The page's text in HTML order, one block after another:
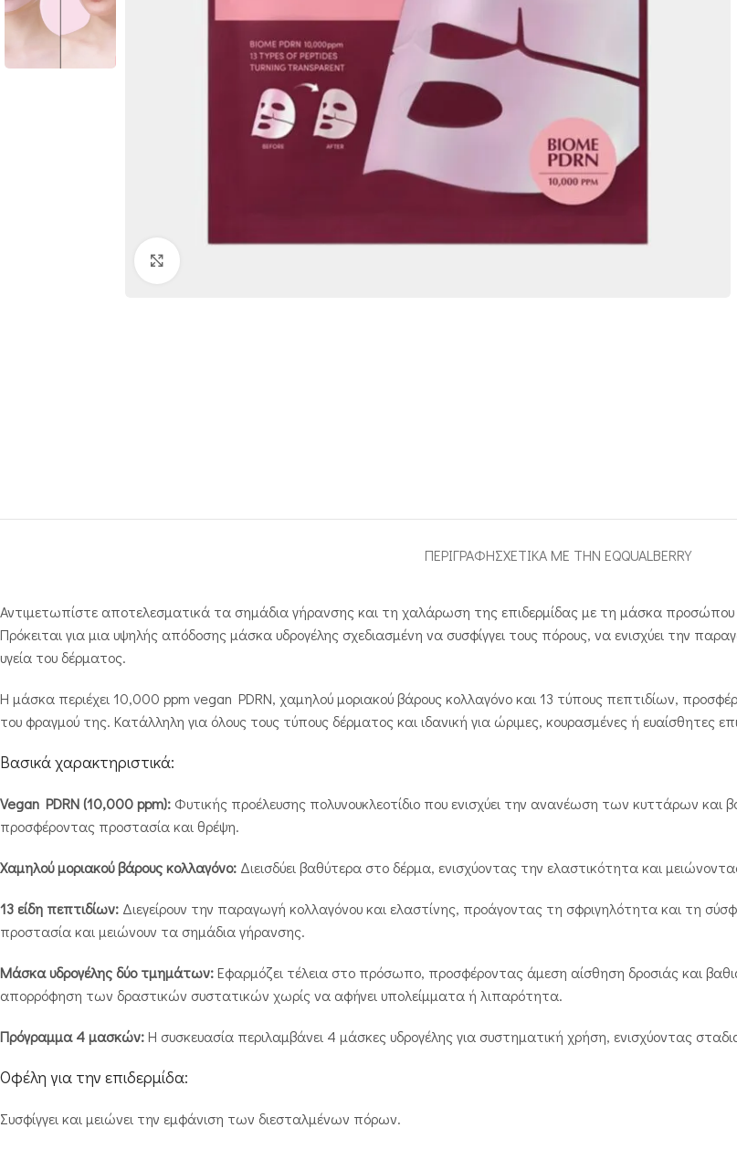
ΠΕΡΙΓΡΑΦΉΣΧΕΤΙΚΑ ΜΕ ΤΗΝ EQQUALBERRY
Αντιμετωπίστε αποτελεσματικά τα σημάδια γήρανσης και τη χαλάρωση της επιδερμίδας με τη μάσκα προσώπου
Πρόκειται για μια υψηλής απόδοσης μάσκα υδρογέλης σχεδιασμένη να συσφίγγει τους πόρους, να ενισχύει την
υγεία του δέρματος.
Η μάσκα περιέχει 10,000 ppm vegan PDRN, χαμηλού μοριακού βάρους κολλαγόνο και 13 τύπους πεπτιδίων,
του φραγμού της. Κατάλληλη για όλους τους τύπους δέρματος και ιδανική για ώριμες, κουρασμένες ή ευαίσθητες
Βασικά χαρακτηριστικά:
Vegan PDRN (10,000 ppm): Φυτικής προέλευσης πολυνουκλεοτίδιο που ενισχύει την ανανέωση των κυττάρων
προσφέροντας προστασία και θρέψη.
Χαμηλού μοριακού βάρους κολλαγόνο: Διεισδύει βαθύτερα στο δέρμα, ενισχύοντας την ελαστικότητα και
13 είδη πεπτιδίων: Διεγείρουν την παραγωγή κολλαγόνου και ελαστίνης, προάγοντας τη σφριγηλότητα και τη
προστασία και μειώνουν τα σημάδια γήρανσης.
Μάσκα υδρογέλης δύο τμημάτων:Εφαρμόζει τέλεια στο πρόσωπο, προσφέροντας άμεση αίσθηση δροσιάς και
απορρόφηση των δραστικών συστατικών χωρίς να αφήνει υπολείμματα ή λιπαρότητα.
Πρόγραμμα 4 μασκών:Η συσκευασία περιλαμβάνει 4 μάσκες υδρογέλης για συστηματική χρήση, ενισχύοντας
Οφέλη για την επιδερμίδα:
Συσφίγγει και μειώνει την εμφάνιση των διεσταλμένων πόρων.